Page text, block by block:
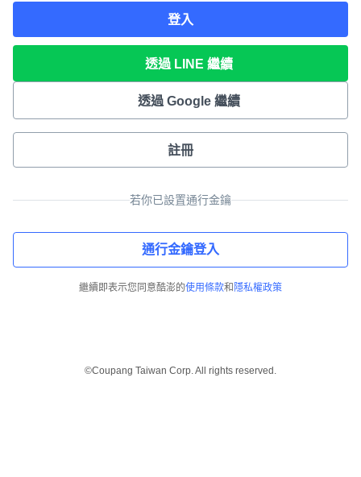
登入
透過 LINE 繼續
透過 Google 繼續
註冊
若你已設置通行金鑰
通行金鑰登入
繼續即表示您同意酷澎的使用條款和 隱私權政策
©Coupang Taiwan Corp. All rights reserved.